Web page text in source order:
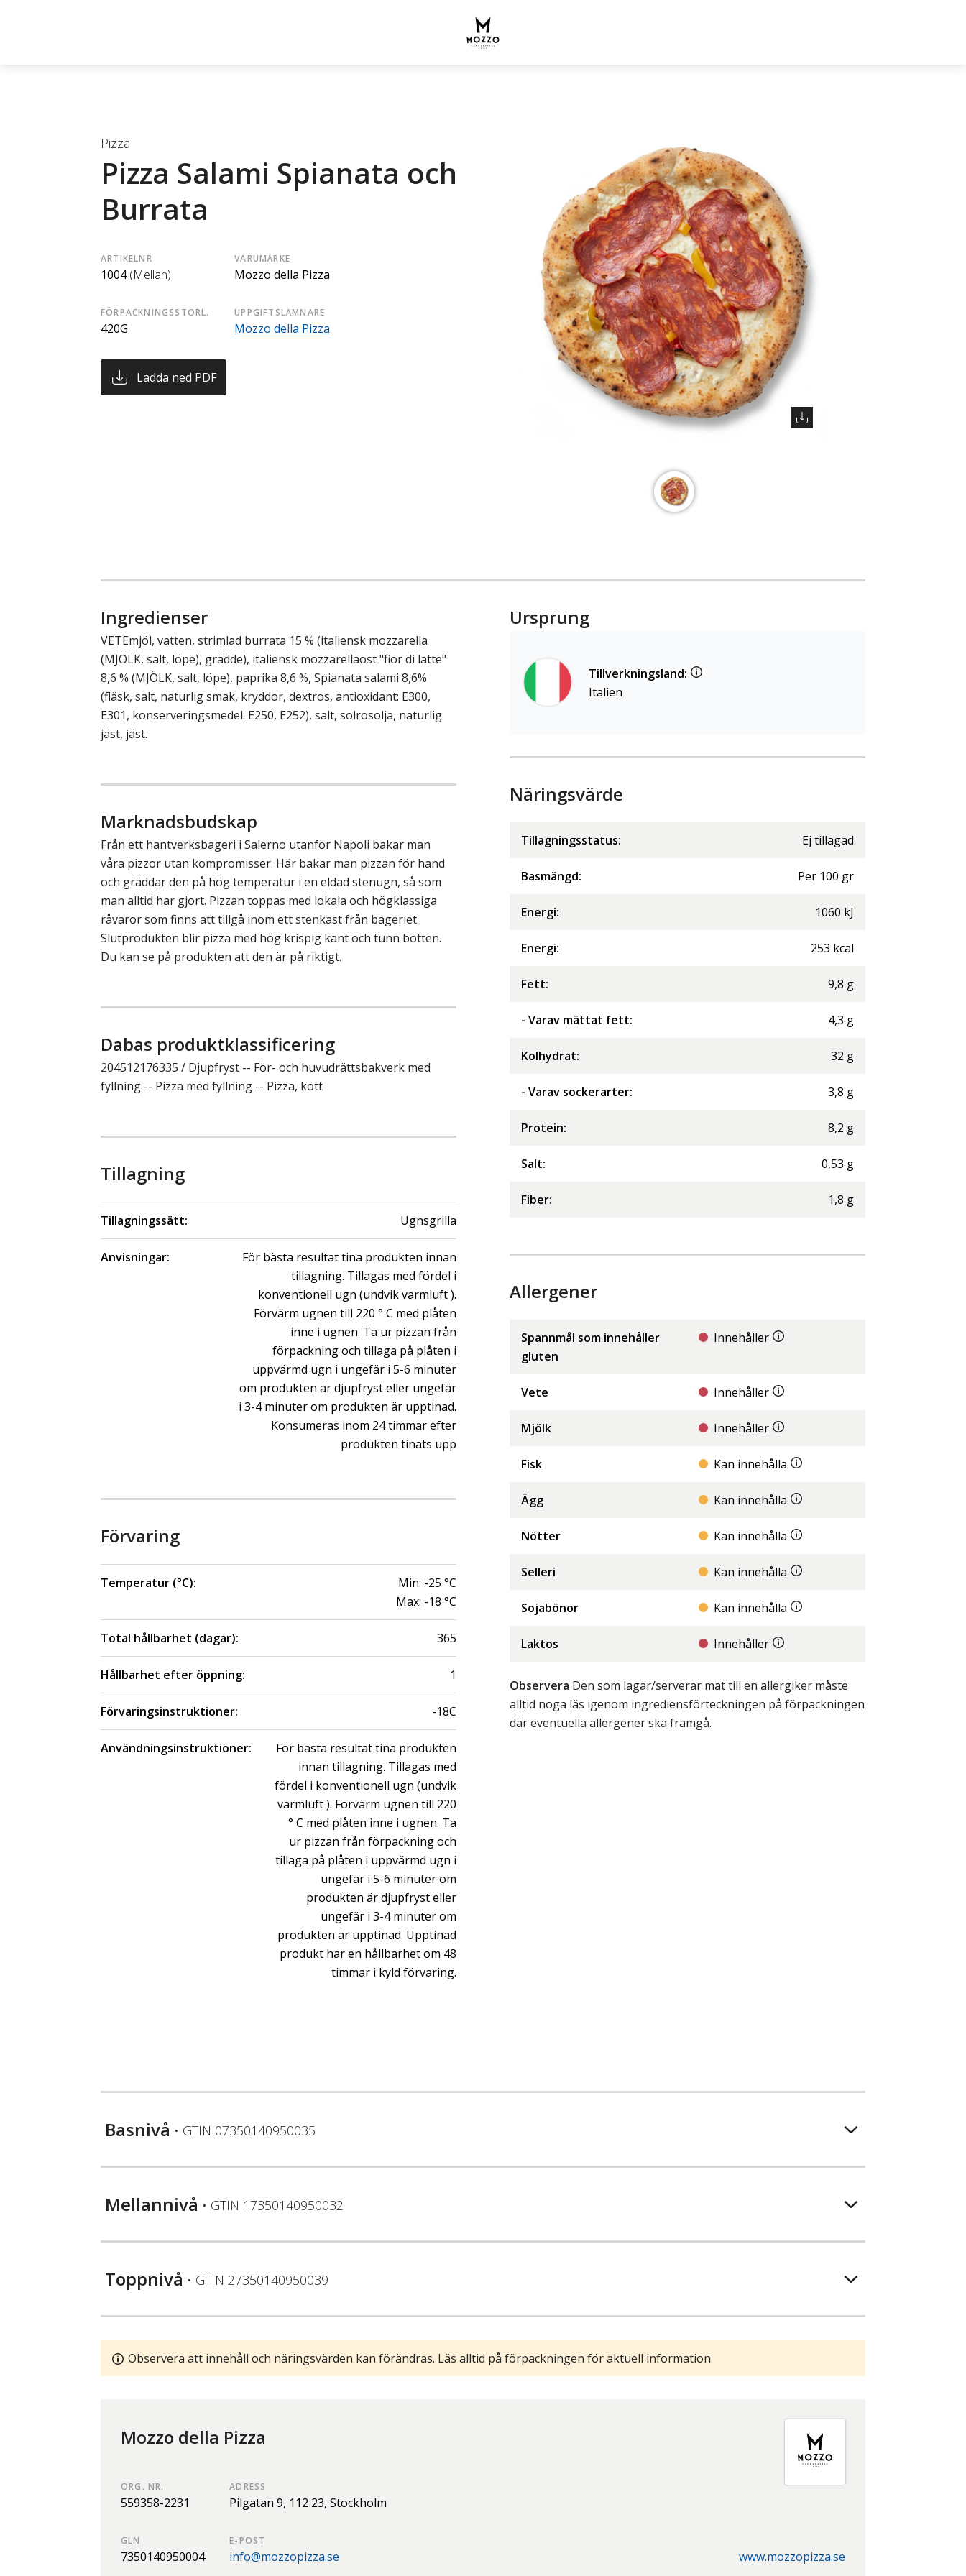
Pizza
Pizza Salami Spianata och
Burrata
ARTIKELNR
1004 (Mellan)
VARUMÄRKE
Mozzo della Pizza
FÖRPACKNINGSSTORL.
420G
UPPGIFTSLÄMNARE
Mozzo della Pizza
Ladda ned PDF
Ingredienser
VETEmjöl, vatten, strimlad burrata 15 % (italiensk mozzarella
(MJÖLK, salt, löpe), grädde), italiensk mozzarellaost "fior di latte"
8,6 % (MJÖLK, salt, löpe), paprika 8,6 %, Spianata salami 8,6%
(fläsk, salt, naturlig smak, kryddor, dextros, antioxidant: E300,
E301, konserveringsmedel: E250, E252), salt, solrosolja, naturlig
jäst, jäst.
Marknadsbudskap
Från ett hantverksbageri i Salerno utanför Napoli bakar man
våra pizzor utan kompromisser. Här bakar man pizzan för hand
och gräddar den på hög temperatur i en eldad stenugn, så som
man alltid har gjort. Pizzan toppas med lokala och högklassiga
råvaror som finns att tillgå inom ett stenkast från bageriet.
Slutprodukten blir pizza med hög krispig kant och tunn botten.
Du kan se på produkten att den är på riktigt.
Dabas produktklassificering
204512176335 / Djupfryst -- För- och huvudrättsbakverk med
fyllning -- Pizza med fyllning -- Pizza, kött
Tillagning
Tillagningssätt: Ugnsgrilla
Anvisningar:
För bästa resultat tina produkten innan
tillagning. Tillagas med fördel i
konventionell ugn (undvik varmluft ).
Förvärm ugnen till 220 ° C med plåten
inne i ugnen. Ta ur pizzan från
förpackning och tillaga på plåten i
uppvärmd ugn i ungefär i 5-6 minuter
om produkten är djupfryst eller ungefär
i 3-4 minuter om produkten är upptinad.
Konsumeras inom 24 timmar efter
produkten tinats upp
Förvaring
Temperatur (°C): Min: -25 °C
Max: -18 °C
Total hållbarhet (dagar): 365
Hållbarhet efter öppning: 1
Förvaringsinstruktioner: -18C
Användningsinstruktioner:
För bästa resultat tina produkten
innan tillagning. Tillagas med
fördel i konventionell ugn (undvik
varmluft ). Förvärm ugnen till 220
° C med plåten inne i ugnen. Ta
ur pizzan från förpackning och
tillaga på plåten i uppvärmd ugn i
ungefär i 5-6 minuter om
produkten är djupfryst eller
ungefär i 3-4 minuter om
produkten är upptinad. Upptinad
produkt har en hållbarhet om 48
timmar i kyld förvaring.
Ursprung
Tillverkningsland:
Italien
Näringsvärde
Tillagningsstatus: Ej tillagad
Basmängd: Per 100 gr
Energi: 1060 kJ
Energi: 253 kcal
Fett: 9,8 g
- Varav mättat fett: 4,3 g
Kolhydrat: 32 g
- Varav sockerarter: 3,8 g
Protein: 8,2 g
Salt: 0,53 g
Fiber: 1,8 g
Allergener
Spannmål som innehåller
gluten
Innehåller
Vete Innehåller
Mjölk Innehåller
Fisk Kan innehålla
Ägg Kan innehålla
Nötter Kan innehålla
Selleri Kan innehålla
Sojabönor Kan innehålla
Laktos Innehåller
Observera Den som lagar/serverar mat till en allergiker måste
alltid noga läs igenom ingrediensförteckningen på förpackningen
där eventuella allergener ska framgå.
Basnivå • GTIN 07350140950035
Mellannivå • GTIN 17350140950032
Toppnivå • GTIN 27350140950039
Observera att innehåll och näringsvärden kan förändras. Läs alltid på förpackningen för aktuell information.
Mozzo della Pizza
ORG. NR.
559358-2231
GLN
7350140950004
ADRESS
Pilgatan 9, 112 23,Stockholm
E-POST
info@mozzopizza.se www.mozzopizza.se